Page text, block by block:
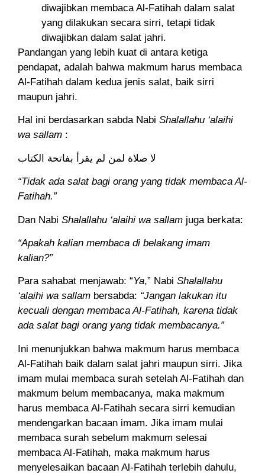
diwajibkan membaca Al-Fatihah dalam salat
yang dilakukan secara sirri, tetapi tidak
diwajibkan dalam salat jahri.
Pandangan yang lebih kuat di antara ketiga
pendapat, adalah bahwa makmum harus membaca
Al-Fatihah dalam kedua jenis salat, baik sirri
maupun jahri.
Hal ini berdasarkan sabda Nabi Shalallahu ‘alaihi
wa sallam :
لا صلاة لمن لم يقرأ بفاتحة الكتاب
“Tidak ada salat bagi orang yang tidak membaca Al-
Fatihah.”
Dan Nabi Shalallahu ‘alaihi wa sallam juga berkata:
“Apakah kalian membaca di belakang imam
kalian?”
Para sahabat menjawab: “Ya,” Nabi Shalallahu
‘alaihi wa sallam bersabda: “Jangan lakukan itu
kecuali dengan membaca Al-Fatihah, karena tidak
ada salat bagi orang yang tidak membacanya.”
Ini menunjukkan bahwa makmum harus membaca
Al-Fatihah baik dalam salat jahri maupun sirri. Jika
imam mulai membaca surah setelah Al-Fatihah dan
makmum belum membacanya, maka makmum
harus membaca Al-Fatihah secara sirri kemudian
mendengarkan bacaan imam. Jika imam mulai
membaca surah sebelum makmum selesai
membaca Al-Fatihah, maka makmum harus
menyelesaikan bacaan Al-Fatihah terlebih dahulu,